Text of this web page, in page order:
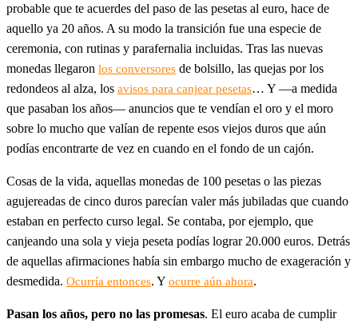
probable que te acuerdes del paso de las pesetas al euro, hace de
aquello ya 20 años. A su modo la transición fue una especie de
ceremonia, con rutinas y parafernalia incluidas. Tras las nuevas
monedas llegaron los conversores de bolsillo, las quejas por los
redondeos al alza, los avisos para canjear pesetas… Y —a medida
que pasaban los años— anuncios que te vendían el oro y el moro
sobre lo mucho que valían de repente esos viejos duros que aún
podías encontrarte de vez en cuando en el fondo de un cajón.
Cosas de la vida, aquellas monedas de 100 pesetas o las piezas
agujereadas de cinco duros parecían valer más jubiladas que cuando
estaban en perfecto curso legal. Se contaba, por ejemplo, que
canjeando una sola y vieja peseta podías lograr 20.000 euros. Detrás
de aquellas afirmaciones había sin embargo mucho de exageración y
desmedida. Ocurría entonces. Y ocurre aún ahora.
Pasan los años, pero no las promesas. El euro acaba de cumplir